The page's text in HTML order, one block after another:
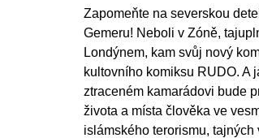
Zapomeňte na severskou
Gemeru! Neboli v Zóně,
Londýnem, kam svůj nový
kultovního komiksu RUDO. A
ztraceném kamarádovi bude
života a místa člověka ve
islámského terorismu,